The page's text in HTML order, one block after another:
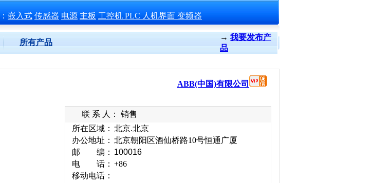
嵌入式 传感器 电源 主板 工控机 PLC 人机界面 变频器
所有产品
→ 我要发布产
品
ABB(中国)有限公司
联 系 人： 销售
所在区域： 北京.北京
办公地址： 北京朝阳区酒仙桥路10号恒通广厦
邮 编： 100016
电 话： +86
移动电话：